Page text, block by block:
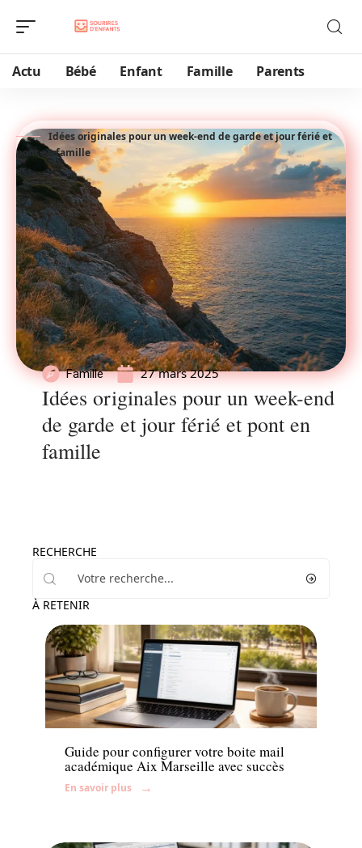
Actu Bébé Enfant Famille Parents
Idées originales pour un week-end de garde et jour férié et
pont en famille
Famille 27 mars 2025
Idées originales pour un week-end
de garde et jour férié et pont en
famille
RECHERCHE
À RETENIR
Actu
Guide pour configurer votre boite mail
académique Aix Marseille avec succès
En savoir plus